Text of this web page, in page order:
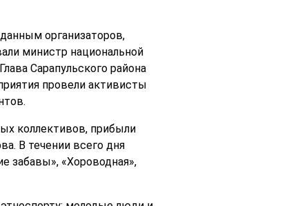
организаторов,
министр национальной
Сарапульского района
провели активисты
коллективов, прибыли
В течении всего дня
забавы», «Хороводная»,